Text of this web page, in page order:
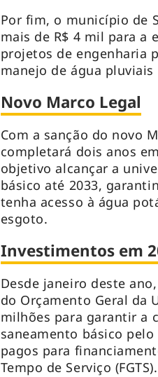
Por fim, o município de
mais de R$ 4 mil para a
projetos de engenharia
manejo de água
Novo Marco Legal
Com a sanção do novo
completará dois anos
objetivo alcançar a
básico até 2033,
tenha acesso à água
esgoto.
Investimentos em
Desde janeiro deste
do Orçamento Geral da
milhões para garantir a
saneamento básico
pagos para
Tempo de Serviço (FGTS).